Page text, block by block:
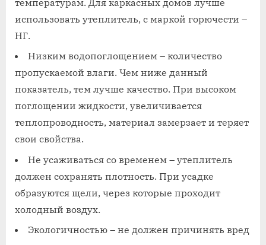
использовать утеплитель, с маркой горючести –
НГ.
Низким водопоглощением – количество
пропускаемой влаги. Чем ниже данный
показатель, тем лучше качество. При высоком
поглощении жидкости, увеличивается
теплопроводность, материал замерзает и теряет
свои свойства.
Не усаживаться со временем – утеплитель
должен сохранять плотность. При усадке
образуются щели, через которые проходит
холодный воздух.
Экологичностью – не должен причинять вред